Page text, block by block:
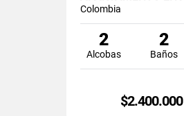
Colombia
2
Alcobas
2
Baños
$2.400.000